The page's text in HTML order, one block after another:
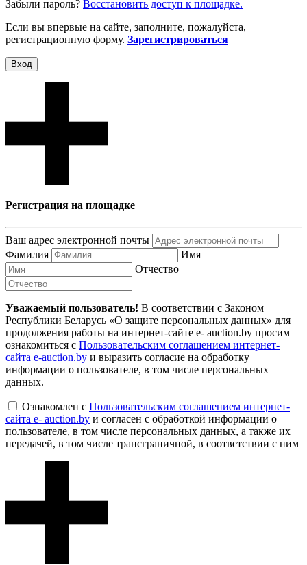
Забыли пароль? Восcтановить доступ к площадке.
Если вы впервые на сайте, заполните, пожалуйста,
регистрационную форму. Зарегистрироваться
Вход
Регистрация на площадке
Ваш адрес электронной почты
Фамилия
Имя
Отчество
Уважаемый пользователь! В соответствии с Законом
Республики Беларусь «О защите персональных данных» для
продолжения работы на интернет-сайте e- auction.by просим
ознакомиться с Пользовательским соглашением интернет-
сайта e-auction.by и выразить согласие на обработку
информации о пользователе, в том числе персональных
данных.
Ознакомлен с Пользовательским соглашением интернет-
сайта e- auction.by и согласен с обработкой информации о
пользователе, в том числе персональных данных, а также их
передачей, в том числе трансграничной, в соответствии с ним